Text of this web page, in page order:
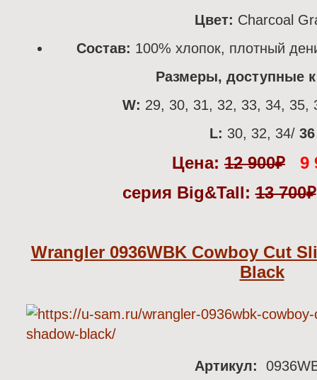
Цвет: Charcoal
Состав: 100% хлопок, плотный
Размеры, доступные к
W: 29, 30, 31, 32, 33, 34, 35,
L: 30, 32, 34/ 36
Цена: 12 900₽
9
серия Big&Tall:13 700₽
Wrangler 0936WBK Cowboy Cut
Black
Артикул: